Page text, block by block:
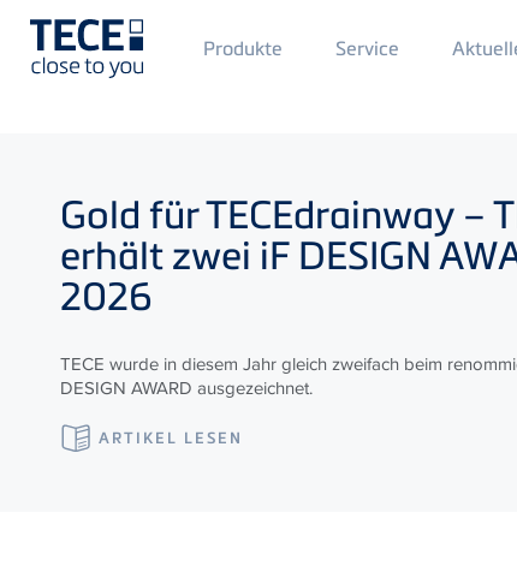
Main
Menü
Produkte Service
Gold fürTECEdrainway –
erhält zwei iF DESIGN
2026
TECE wurde in diesem Jahr gleich zweifach beim
DESIGN AWARD ausgezeichnet.
ARTIKEL LESEN